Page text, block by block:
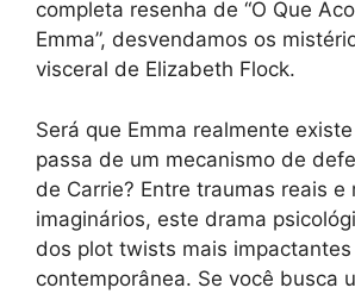
completa resenha de “O Que
Emma”, desvendamos os
visceral de Elizabeth Flock.
Será que Emma realmente
passa de um mecanismo de
de Carrie? Entre traumas reais e
imaginários, este drama
dos plot twists mais
contemporânea. Se você busca